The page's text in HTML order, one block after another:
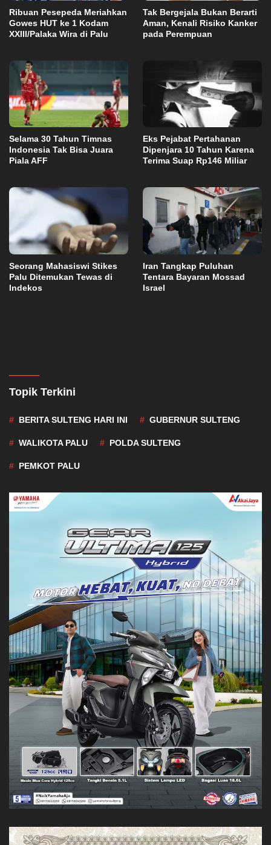
Ribuan Pesepeda Meriahkan
Gowes HUT ke 1 Kodam
XXIII/Palaka Wira di Palu
Tak Bergejala Bukan Berarti
Aman, Kenali Risiko Kanker
pada Perempuan
Selama 30 Tahun Timnas
Indonesia Tak Bisa Juara
Piala AFF
Eks Pejabat Pertahanan
Dipenjara 10 Tahun Karena
Terima Suap Rp146 Miliar
Seorang Mahasiswi Stikes
Palu Ditemukan Tewas di
Indekos
Iran Tangkap Puluhan
Tentara Bayaran Mossad
Israel
Topik Terkini
BERITA SULTENG HARI INI GUBERNUR SULTENG
WALIKOTA PALU POLDA SULTENG
PEMKOT PALU